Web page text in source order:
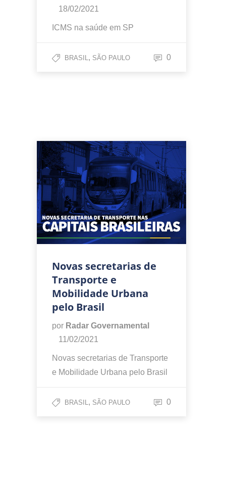
18/02/2021
ICMS na saúde em SP
BRASIL , SÃO PAULO 0
Novas secretarias de
Transporte e
Mobilidade Urbana
pelo Brasil
por Radar Governamental
11/02/2021
Novas secretarias de Transporte
e Mobilidade Urbana pelo Brasil
BRASIL , SÃO PAULO 0